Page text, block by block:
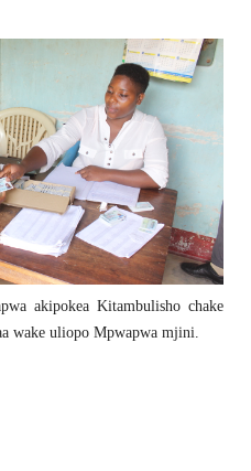
akipokea Kitambulisho chake
wake uliopo Mpwapwa mjini.